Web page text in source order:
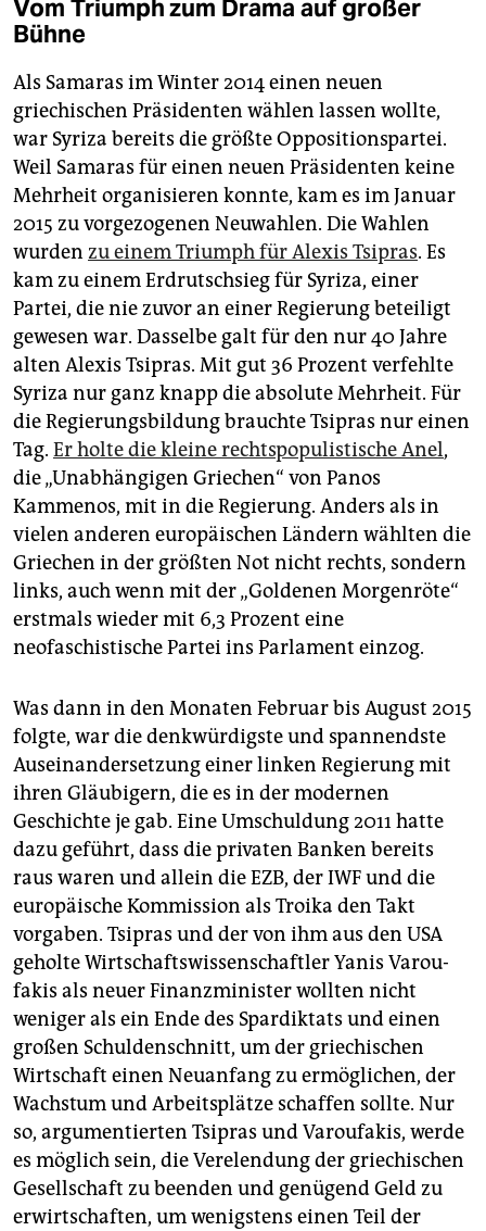
Vom Triumph zum Drama auf großer
Bühne
Als Samaras im Winter 2014 einen neuen
griechischen Präsidenten wählen lassen wollte,
war Syriza bereits die größte Oppositionspartei.
Weil Samaras für einen neuen Präsidenten keine
Mehrheit organisieren konnte, kam es im Januar
2015 zu vorgezogenen Neuwahlen. Die Wahlen
wurden zu einem Triumph für Alexis Tsipras. Es
kam zu einem Erdrutschsieg für Syriza, einer
Partei, die nie zuvor an einer Regierung beteiligt
gewesen war. Dasselbe galt für den nur 40 Jahre
alten Alexis Tsipras. Mit gut 36 Prozent verfehlte
Syriza nur ganz knapp die absolute Mehrheit. Für
die Regierungsbildung brauchte Tsipras nur einen
Tag. Er holte die kleine rechtspopulistische Anel,
die „Unabhängigen Griechen“ von Panos
Kammenos, mit in die Regierung. Anders als in
vielen anderen europäischen Ländern wählten die
Griechen in der größten Not nicht rechts, sondern
links, auch wenn mit der „Goldenen Morgenröte“
erstmals wieder mit 6,3 Prozent eine
neofaschistische Partei ins Parlament einzog.
Was dann in den Monaten Februar bis August 2015
folgte, war die denkwürdigste und spannendste
Auseinandersetzung einer linken Regierung mit
ihren Gläubigern, die es in der modernen
Geschichte je gab. Eine Umschuldung 2011 hatte
dazu geführt, dass die privaten Banken bereits
raus waren und allein die EZB, der IWF und die
europäische Kommission als Troika den Takt
vorgaben. Tsipras und der von ihm aus den USA
geholte Wirtschaftswissenschaftler Yanis Varou­
fakis als neuer Finanzminister wollten nicht
weniger als ein Ende des Spardiktats und einen
großen Schuldenschnitt, um der griechischen
Wirtschaft einen Neuanfang zu ermöglichen, der
Wachstum und Arbeitsplätze schaffen sollte. Nur
so, argumentierten Tsipras und Varoufakis, werde
es möglich sein, die Verelendung der griechischen
Gesellschaft zu beenden und genügend Geld zu
erwirtschaften, um wenigstens einen Teil der